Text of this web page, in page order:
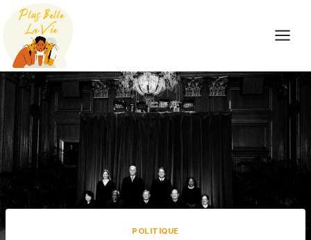
Skip
content
POLITIQUE